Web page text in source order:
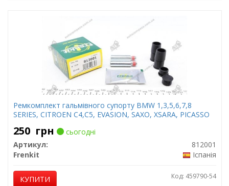
Ремкомплект гальмівного супорту BMW 1,3,5,6,7,8
SERIES, CITROEN C4,C5, EVASION, SAXO, XSARA, PICASSO
250 грн
сьогодні
Артикул:
812001
Frenkit
Іспанія
КУПИТИ Код: 459790-54